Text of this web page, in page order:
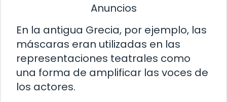
Anuncios
En la antigua Grecia, por ejemplo, las
máscaras eran utilizadas en las
representaciones teatrales como
una forma de amplificar las voces de
los actores.